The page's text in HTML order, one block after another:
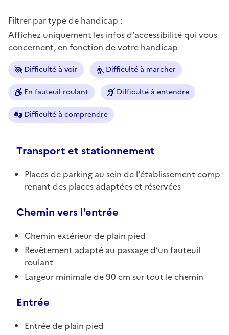
Filtrer par type de handicap :
Affichez uniquement les infos d'accessibilité qui vous
concernent, en fonction de votre handicap
Difficulté à voir Difficulté à marcher
En fauteuil roulant Difficulté à entendre
Difficulté à comprendre
Transport et stationnement
Places de parking au sein de l'établissement comp
renant des places adaptées et réservées
Chemin vers l'entrée
Chemin extérieur de plain pied
Revêtement adapté au passage d’un fauteuil
roulant
Largeur minimale de 90 cm sur tout le chemin
Entrée
Entrée de plain pied